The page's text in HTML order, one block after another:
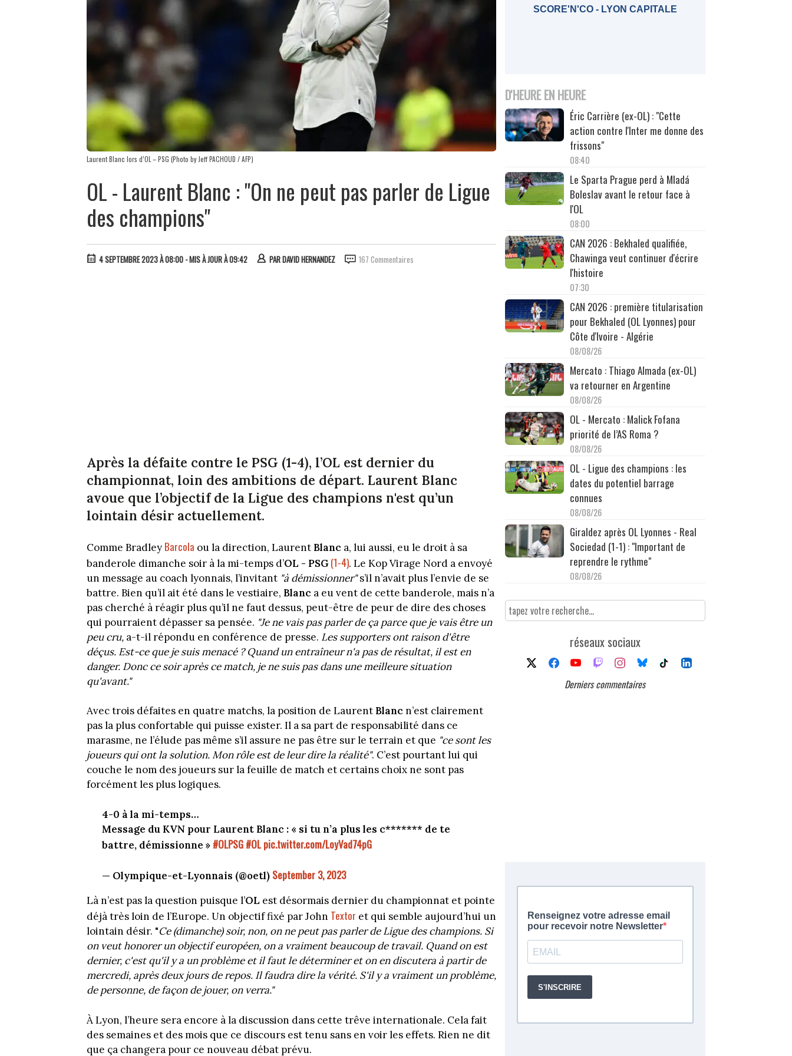
Laurent Blanc lors d’OL – PSG (Photo by Jeff PACHOUD / AFP)
OL - Laurent Blanc : "On ne peut pas parler de Ligue
des champions"
4 SEPTEMBRE 2023 À 08:00 - MIS À JOUR À 09:42 PARDAVID HERNANDEZ 167 Commentaires
Après la défaite contre le PSG (1-4), l’OL est dernier du
championnat, loin des ambitions de départ. Laurent Blanc
avoue que l’objectif de la Ligue des champions n'est qu’un
lointain désir actuellement.
Comme Bradley Barcola ou la direction, Laurent Blanc a, lui aussi, eu le droit à sa
banderole dimanche soir à la mi-temps d’OL - PSG (1-4). Le Kop Virage Nord a envoyé
un message au coach lyonnais, l’invitant "à démissionner"s’il n’avait plus l’envie de se
battre. Bien qu’il ait été dans le vestiaire, Blanc a eu vent de cette banderole, mais n’a
pas cherché à réagir plus qu’il ne faut dessus, peut-être de peur de dire des choses
qui pourraient dépasser sa pensée. "Je ne vais pas parler de ça parce que je vais être un
peu cru, a-t-il répondu en conférence de presse. Les supporters ont raison d'être
déçus. Est-ce que je suis menacé ? Quand un entraîneur n'a pas de résultat, il est en
danger. Donc ce soir après ce match, je ne suis pas dans une meilleure situation
qu'avant."
Avec trois défaites en quatre matchs, la position de Laurent Blanc n’est clairement
pas la plus confortable qui puisse exister. Il a sa part de responsabilité dans ce
marasme, ne l’élude pas même s’il assure ne pas être sur le terrain et que "ce sont les
joueurs qui ont la solution. Mon rôle est de leur dire la réalité". C’est pourtant lui qui
couche le nom des joueurs sur la feuille de match et certains choix ne sont pas
forcément les plus logiques.
4-0 à la mi-temps…
Message du KVN pour Laurent Blanc : « si tu n’a plus les c******* de te
battre, démissionne » #OLPSG #OL pic.twitter.com/LoyVad74pG
— Olympique-et-Lyonnais (@oetl) September 3, 2023
Là n’est pas la question puisque l’OL est désormais dernier du championnat et pointe
déjà très loin de l’Europe. Un objectif fixé par John Textor et qui semble aujourd’hui un
lointain désir. "Ce (dimanche) soir, non, on ne peut pas parler de Ligue des champions. Si
on veut honorer un objectif européen, on a vraiment beaucoup de travail. Quand on est
dernier, c'est qu'il y a un problème et il faut le déterminer et on en discutera à partir de
mercredi, après deux jours de repos. Il faudra dire la vérité. S'il y a vraiment un problème,
de personne, de façon de jouer, on verra."
À Lyon, l’heure sera encore à la discussion dans cette trêve internationale. Cela fait
des semaines et des mois que ce discours est tenu sans en voir les effets. Rien ne dit
que ça changera pour ce nouveau débat prévu.
SCORE'N'CO - LYON CAPITALE
D'HEURE EN HEURE
Éric Carrière (ex-OL) : "Cette
action contre l'Inter me donne des
frissons"
08:40
Le Sparta Prague perd à Mladá
Boleslav avant le retour face à
l'OL
08:00
CAN 2026 : Bekhaled qualifiée,
Chawinga veut continuer d'écrire
l'histoire
07:30
CAN 2026 : première titularisation
pour Bekhaled (OL Lyonnes) pour
Côte d'Ivoire - Algérie
08/08/26
Mercato : Thiago Almada (ex-OL)
va retourner en Argentine
08/08/26
OL - Mercato : Malick Fofana
priorité de l’AS Roma ?
08/08/26
OL - Ligue des champions : les
dates du potentiel barrage
connues
08/08/26
Giraldez après OL Lyonnes - Real
Sociedad (1-1) : "Important de
reprendre le rythme"
08/08/26
réseaux sociaux
Derniers commentaires